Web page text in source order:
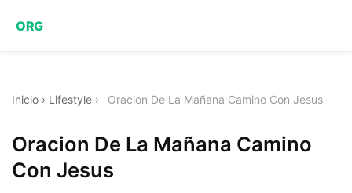
ORG
Inicio › Lifestyle › Oracion De La Mañana Camino Con Jesus
Oracion De La Mañana Camino
Con Jesus